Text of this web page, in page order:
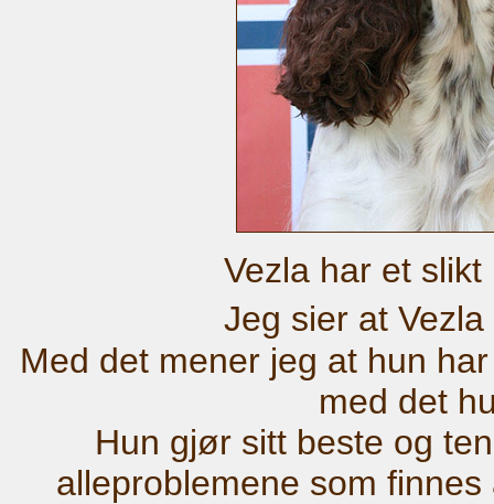
Vezla har et
Jeg sier at
Med det mener jeg at hun
med det
Hun gjør sitt beste og
alleproblemene som